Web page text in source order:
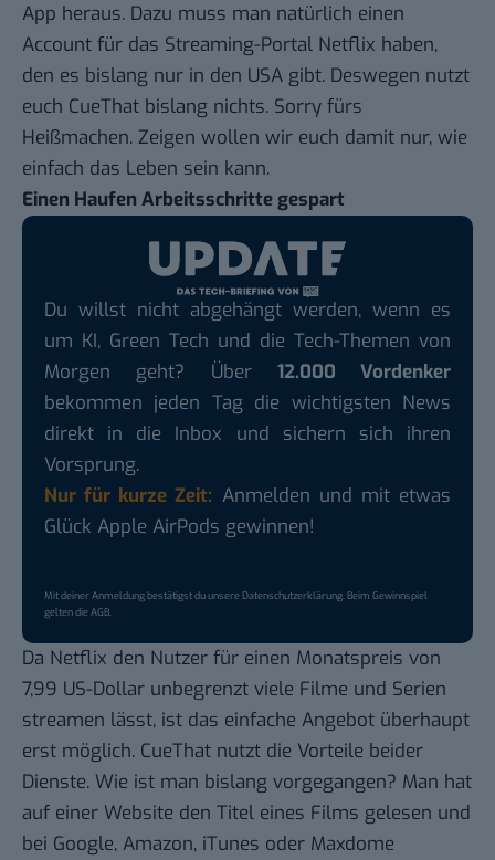
App heraus. Dazu muss man natürlich einen
Account für das Streaming-Portal Netflix haben,
den es bislang nur in den USA gibt. Deswegen nutzt
euch CueThat bislang nichts. Sorry fürs
Heißmachen. Zeigen wollen wir euch damit nur, wie
einfach das Leben sein kann.
Einen Haufen Arbeitsschritte gespart
Du willst nicht abgehängt werden, wenn es
um KI, Green Tech und die Tech-Themen von
Morgen geht? Über 12.000 Vordenker
bekommen jeden Tag die wichtigsten News
direkt in die Inbox und sichern sich ihren
Vorsprung.
Nur für kurze Zeit: Anmelden und mit etwas
Glück Apple AirPods gewinnen!
Mit deiner Anmeldung bestätigst du unsereDatenschutzerklärung. Beim Gewinnspiel
gelten dieAGB.
Da Netflix den Nutzer für einen Monatspreis von
7,99 US-Dollar unbegrenzt viele Filme und Serien
streamen lässt, ist das einfache Angebot überhaupt
erst möglich. CueThat nutzt die Vorteile beider
Dienste. Wie ist man bislang vorgegangen? Man hat
auf einer Website den Titel eines Films gelesen und
bei Google, Amazon, iTunes oder Maxdome